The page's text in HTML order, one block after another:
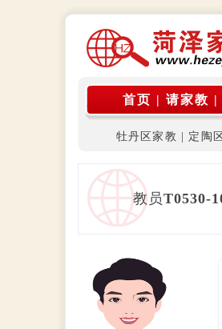
首页 | 请家教 |
牡丹区家教 定陶
教员T0530-